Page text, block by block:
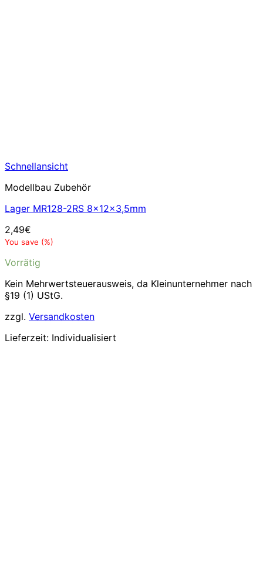
Schnellansicht
Modellbau Zubehör
Lager MR128-2RS 8x12x3,5mm
2,49€
You save (%)
Vorrätig
Kein Mehrwertsteuerausweis, da Kleinunternehmer nach
§19 (1) UStG.
zzgl. Versandkosten
Lieferzeit: Individualisiert